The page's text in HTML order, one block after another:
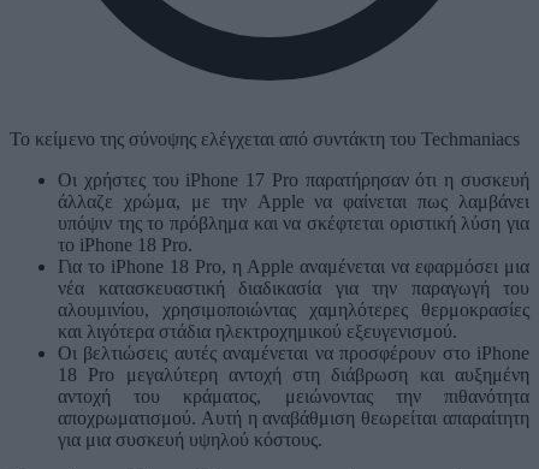
Το κείμενο της σύνοψης ελέγχεται από συντάκτη του Techmaniacs
Οι χρήστες του iPhone 17 Pro παρατήρησαν ότι η συσκευή
άλλαζε χρώμα, με την Apple να φαίνεται πως λαμβάνει
υπόψιν της το πρόβλημα και να σκέφτεται οριστική λύση για
το iPhone 18 Pro.
Για το iPhone 18 Pro, η Apple αναμένεται να εφαρμόσει μια
νέα κατασκευαστική διαδικασία για την παραγωγή του
αλουμινίου, χρησιμοποιώντας χαμηλότερες θερμοκρασίες
και λιγότερα στάδια ηλεκτροχημικού εξευγενισμού.
Οι βελτιώσεις αυτές αναμένεται να προσφέρουν στο iPhone
18 Pro μεγαλύτερη αντοχή στη διάβρωση και αυξημένη
αντοχή του κράματος, μειώνοντας την πιθανότητα
αποχρωματισμού. Αυτή η αναβάθμιση θεωρείται απαραίτητη
για μια συσκευή υψηλού κόστους.